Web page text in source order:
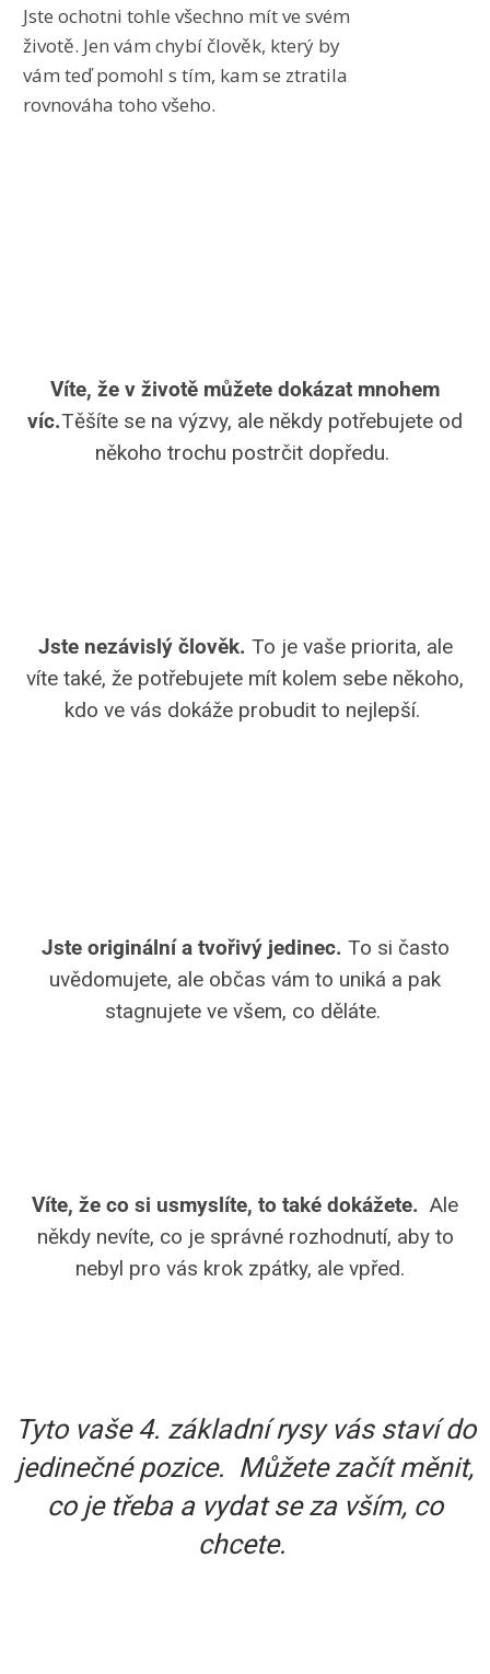
Jste ochotni tohle všechno mít ve svém
životě. Jen vám chybí člověk, který by
vám teď pomohl s tím, kam se ztratila
rovnováha toho všeho.
Víte, že v životě můžete dokázat mnohem
víc.Těšíte se na výzvy, ale někdy potřebujete od
někoho trochu postrčit dopředu.
Jste nezávislý člověk. To je vaše priorita, ale
víte také, že potřebujete mít kolem sebe někoho,
kdo ve vás dokáže probudit to nejlepší.
Jste originální a tvořivý jedinec. To si často
uvědomujete, ale občas vám to uniká a pak
stagnujete ve všem, co děláte.
Víte, že co si usmyslíte, to také dokážete. Ale
někdy nevíte, co je správné rozhodnutí, aby to
nebyl pro vás krok zpátky, ale vpřed.
Tyto vaše 4. základní rysy vás staví do
jedinečné pozice. Můžete začít měnit,
co je třeba a vydat se za vším, co
chcete.